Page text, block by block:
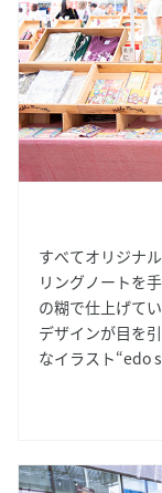
すべてオリジナ
リングノートを
の糊で仕上げてい
デザインが目を
なイラスト“edo